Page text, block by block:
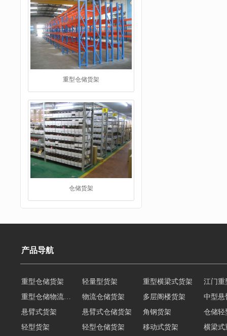
重型仓储货架
仓储货架
阁楼货架
产品导航
重型仓储货架 轻量型货架 重型横梁式货架
江门重
重型仓储物流货架
物流仓储货架 多层阁楼货架
中型悬
悬臂式货架
悬臂式仓储货架 角钢货架
仓储轻
轻型货架
轻型仓储货架 移动式货架 横梁式